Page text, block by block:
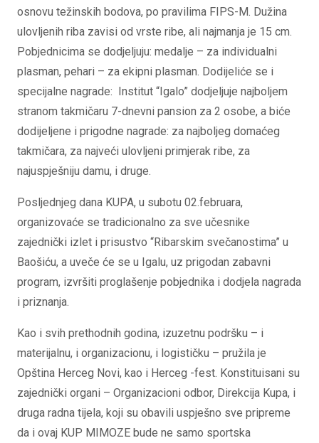
osnovu težinskih bodova, po pravilima FIPS-M. Dužina
ulovljenih riba zavisi od vrste ribe, ali najmanja je 15 cm.
Pobjednicima se dodjeljuju: medalje – za individualni
plasman, pehari – za ekipni plasman. Dodijeliće se i
specijalne nagrade: Institut “Igalo” dodjeljuje najboljem
stranom takmičaru 7-dnevni pansion za 2 osobe, a biće
dodijeljene i prigodne nagrade: za najboljeg domaćeg
takmičara, za najveći ulovljeni primjerak ribe, za
najuspješniju damu, i druge.
Posljednjeg dana KUPA, u subotu 02.februara,
organizovaće se tradicionalno za sve učesnike
zajednički izlet i prisustvo “Ribarskim svečanostima” u
Baošiću, a uveče će se u Igalu, uz prigodan zabavni
program, izvršiti proglašenje pobjednika i dodjela nagrada
i priznanja.
Kao i svih prethodnih godina, izuzetnu podršku – i
materijalnu, i organizacionu, i logističku – pružila je
Opština Herceg Novi, kao i Herceg -fest. Konstituisani su
zajednički organi – Organizacioni odbor, Direkcija Kupa, i
druga radna tijela, koji su obavili uspješno sve pripreme
da i ovaj KUP MIMOZE bude ne samo sportska